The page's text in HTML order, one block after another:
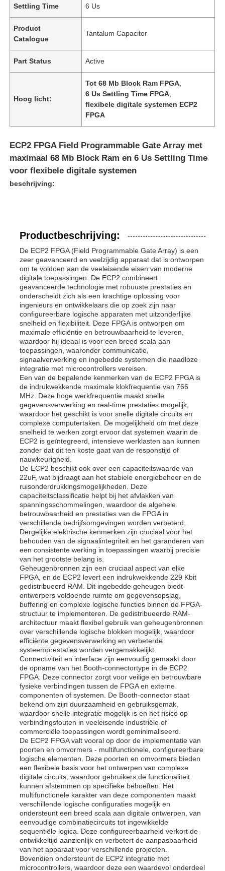
Huis
Producten
Video's
Over ons
Fabriekstocht
Kwaliteitscontrole
Neem contact met ons op
Nieuws
Zaken
FPGA Field Programmable Gate Array
Settling Time 6 Us
Product
Catalogue
Tantalum Capacitor
Part Status Active
Hoog licht:
Tot 68 Mb Block Ram FPGA
6 Us Settling Time FPGA
flexibele digitale systemen ECP2
FPGA
ECP2 FPGA Field Programmable Gate Array met
maximaal 68 Mb Block Ram en 6 Us Settling Time
voor flexibele digitale systemen
beschrijving:
Productbeschrijving:
De ECP2 FPGA (Field Programmable Gate Array) is een
zeer geavanceerd en veelzijdig apparaat dat is ontworpen
om te voldoen aan de veeleisende eisen van moderne
digitale toepassingen. De ECP2 combineert
geavanceerde technologie met robuuste prestaties en
onderscheidt zich als een krachtige oplossing voor
ingenieurs en ontwikkelaars die op zoek zijn naar
configureerbare logische apparaten met uitzonderlijke
snelheid en flexibiliteit. Deze FPGA is ontworpen om
maximale efficiëntie en betrouwbaarheid te leveren,
waardoor hij ideaal is voor een breed scala aan
toepassingen, waaronder communicatie,
signaalverwerking en ingebedde systemen die naadloze
integratie met microcontrollers vereisen.
Een van de bepalende kenmerken van de ECP2 FPGA is
de indrukwekkende maximale klokfrequentie van 766
MHz. Deze hoge werkfrequentie maakt snelle
gegevensverwerking en real-time prestaties mogelijk,
waardoor het geschikt is voor snelle digitale circuits en
complexe computertaken. De mogelijkheid om met deze
snelheid te werken zorgt ervoor dat systemen waarin de
ECP2 is geïntegreerd, intensieve werklasten aan kunnen
zonder dat dit ten koste gaat van de responstijd of
nauwkeurigheid.
De ECP2 beschikt ook over een capaciteitswaarde van
22uF, wat bijdraagt ​​aan het stabiele energiebeheer en de
ruisonderdrukkingsmogelijkheden. Deze
capaciteitsclassificatie helpt bij het afvlakken van
spanningsschommelingen, waardoor de algehele
betrouwbaarheid en prestaties van de FPGA in
verschillende bedrijfsomgevingen worden verbeterd.
Dergelijke elektrische kenmerken zijn cruciaal voor het
behouden van de signaalintegriteit en het garanderen van
een consistente werking in toepassingen waarbij precisie
van het grootste belang is.
Geheugenbronnen zijn een cruciaal aspect van elke
FPGA, en de ECP2 levert een indrukwekkende 229 Kbit
gedistribueerd RAM. Dit ingebedde geheugen biedt
ontwerpers voldoende ruimte om gegevensopslag,
buffering en complexe logische functies binnen de FPGA-
structuur te implementeren. De gedistribueerde RAM-
architectuur maakt flexibel gebruik van geheugenbronnen
over verschillende logische blokken mogelijk, waardoor
efficiënte gegevensverwerking en verbeterde
systeemprestaties worden vergemakkelijkt.
Connectiviteit en interface zijn eenvoudig gemaakt door
de opname van het Booth-connectortype in de ECP2
FPGA. Deze connector zorgt voor veilige en betrouwbare
fysieke verbindingen tussen de FPGA en externe
componenten of systemen. De Booth-connector staat
bekend om zijn duurzaamheid en gebruiksgemak,
waardoor snelle integratie mogelijk is en het risico op
verbindingsfouten in veeleisende industriële of
commerciële toepassingen wordt geminimaliseerd.
De ECP2 FPGA valt vooral op door de implementatie van
poorten en omvormers - multifunctionele, configureerbare
logische elementen. Deze poorten en omvormers bieden
een flexibele basis voor het ontwerpen van complexe
digitale circuits, waardoor gebruikers de functionaliteit
kunnen afstemmen op specifieke behoeften. Het
multifunctionele karakter van deze componenten maakt
verschillende logische configuraties mogelijk en
ondersteunt een breed scala aan digitale ontwerpen, van
eenvoudige combinatiecircuits tot ingewikkelde
sequentiële logica. Deze configureerbaarheid verkort de
ontwikkeltijd aanzienlijk en verbetert de aanpasbaarheid
van het apparaat voor verschillende projecten.
Bovendien ondersteunt de ECP2 integratie met
microcontrollers, waardoor deze een waardevol onderdeel